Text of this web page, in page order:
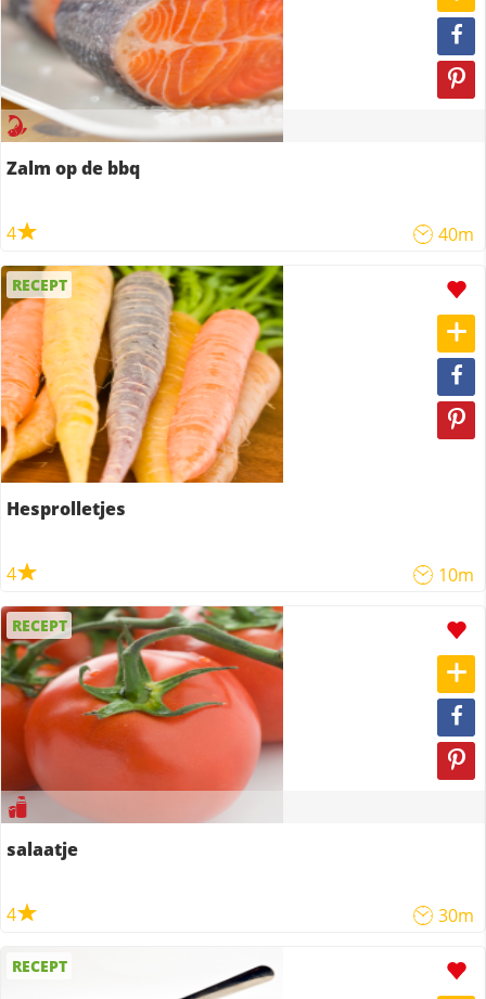
Zalm op de bbq
4 40m
RECEPT
Hesprolletjes
4 10m
RECEPT
salaatje
4 30m
RECEPT